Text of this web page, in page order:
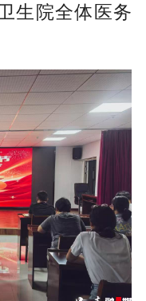
生院全体医务